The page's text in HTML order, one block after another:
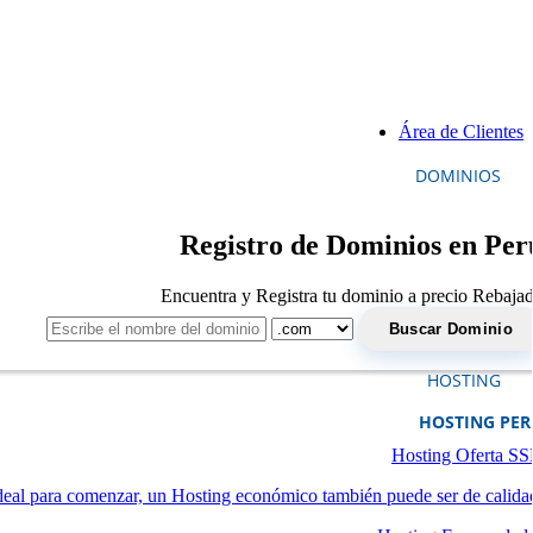
Área de Clientes
DOMINIOS
Registro de Dominios en
Encuentra y Registra tu dominio a precio
HOSTING
HOSTING
Hosting Oferta
para comenzar, un Hosting económico también puede ser de